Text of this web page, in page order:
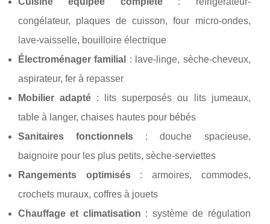
congélateur, plaques de cuisson, four micro-ondes,
lave-vaisselle, bouilloire électrique
Électroménager familial
: lave-linge, sèche-cheveux,
aspirateur, fer à repasser
Mobilier adapté : lits superposés ou lits jumeaux,
table à langer, chaises hautes pour bébés
Sanitaires fonctionnels : douche spacieuse,
baignoire pour les plus petits, sèche-serviettes
Rangements optimisés: armoires, commodes,
crochets muraux, coffres à jouets
Chauffage et climatisation : système de régulation